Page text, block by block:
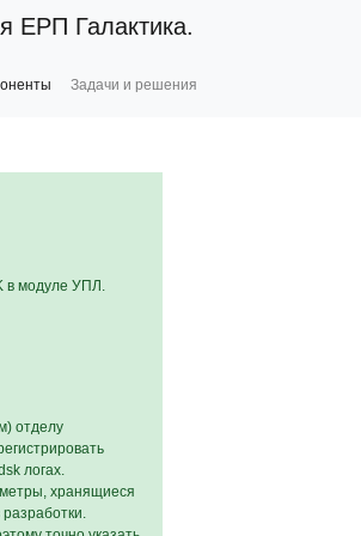
ЕРП Галактика.
Задачи и решения
в модуле УПЛ.
отделу
логах.
хранящиеся